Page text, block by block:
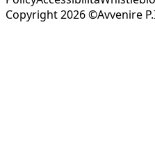
Copyright 2026 ©Avvenire